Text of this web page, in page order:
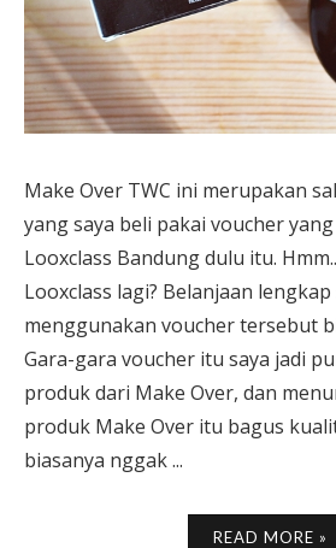
Make Over TWC ini merupakan
yang saya beli pakai voucher
Looxclass Bandung dulu itu.
Looxclass lagi? Belanjaan
menggunakan voucher tersebut
Gara-gara voucher itu saya jadi
produk dari Make Over, dan
produk Make Over itu bagus
biasanya nggak ...
READ MORE »